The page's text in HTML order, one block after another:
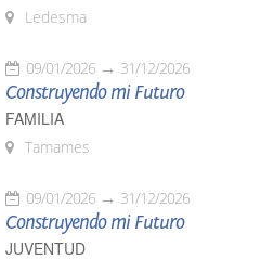
Ledesma
09/01/2026 31/12/2026
Construyendo mi Futuro
FAMILIA
Tamames
09/01/2026 31/12/2026
Construyendo mi Futuro
JUVENTUD